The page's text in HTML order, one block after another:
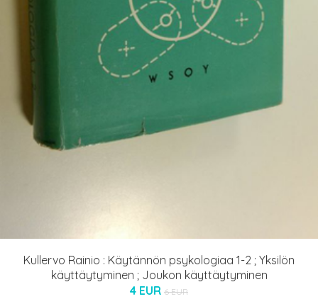
Kullervo Rainio : Käytännön psykologiaa 1-2 ; Yksilön
käyttäytyminen ; Joukon käyttäytyminen
4 EUR 6 EUR